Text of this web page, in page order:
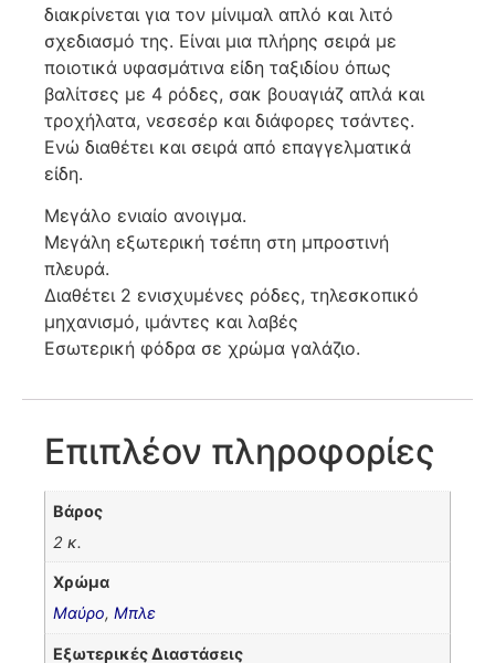
διακρίνεται για τον μίνιμαλ απλό και λιτό
σχεδιασμό της. Είναι μια πλήρης σειρά με
ποιοτικά υφασμάτινα είδη ταξιδίου όπως
βαλίτσες με 4 ρόδες, σακ βουαγιάζ απλά και
τροχήλατα, νεσεσέρ και διάφορες τσάντες.
Ενώ διαθέτει και σειρά από επαγγελματικά
είδη.
Μεγάλο ενιαίο ανοιγμα.
Μεγάλη εξωτερική τσέπη στη μπροστινή
πλευρά.
Διαθέτει 2 ενισχυμένες ρόδες, τηλεσκοπικό
μηχανισμό, ιμάντες και λαβές
Εσωτερική φόδρα σε χρώμα γαλάζιο.
Επιπλέον πληροφορίες
Βάρος
2 κ.
Χρώμα
Μαύρο,Μπλε
Εξωτερικές Διαστάσεις